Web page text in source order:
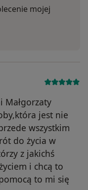
mojej
Małgorzaty
jest nie
wszystkim
do życia w
z jakichś
i chcą to
to mi się